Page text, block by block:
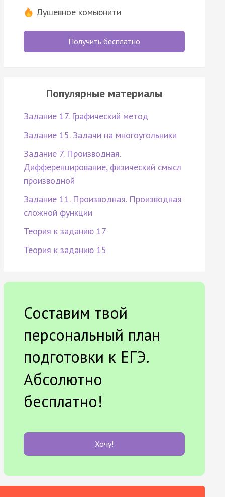
Душевное комьюнити
Получить бесплатно
Популярные материалы
Задание 17. Графический метод
Задание 15. Задачи на многоугольники
Задание 7. Производная.
Дифференцирование, физический смысл
производной
Задание 11. Производная. Производная
сложной функции
Теория к заданию 17
Теория к заданию 15
Составим твой
персональный план
подготовки к ЕГЭ.
Абсолютно
бесплатно!
Хочу!